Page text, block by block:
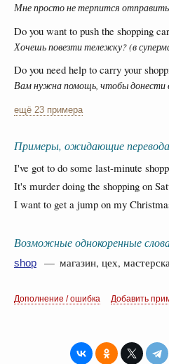
Мне просто не терпится
Do you want to push the shopping
Хочешь повезти тележку? (в
Do you need help to carry your
Вам нужна помощь, чтобы донести
ещё 23 примера
Примеры, ожидающие перевода
I've got to do some last-minute
It's murder doing the shopping on
I want to get a jump on my
Возможные однокоренные
shop — магазин, цех,
Дополнение / ошибка Добавить